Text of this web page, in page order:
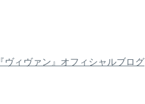
ィヴァン』オフィシャルブログ